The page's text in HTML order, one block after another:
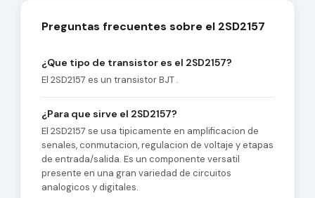
Preguntas frecuentes sobre el 2SD2157
¿Que tipo de transistor es el 2SD2157?
El 2SD2157 es un transistor BJT .
¿Para que sirve el 2SD2157?
El 2SD2157 se usa tipicamente en amplificacion de
senales, conmutacion, regulacion de voltaje y etapas
de entrada/salida. Es un componente versatil
presente en una gran variedad de circuitos
analogicos y digitales.